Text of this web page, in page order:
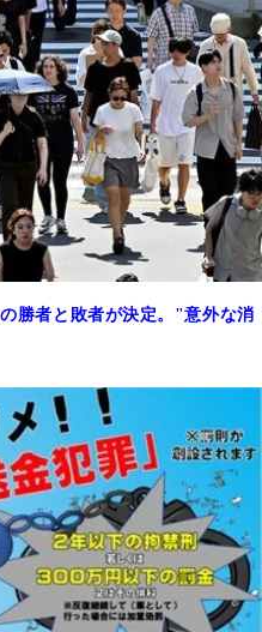
勝者と敗者が決定。"意外な消